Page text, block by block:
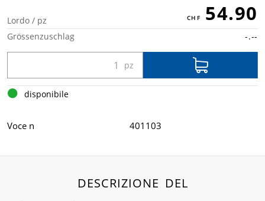
Lordo / pz 54.90
Grössenzuschlag -.--
disponibile
Voce n 401103
DESCRIZIONE DEL